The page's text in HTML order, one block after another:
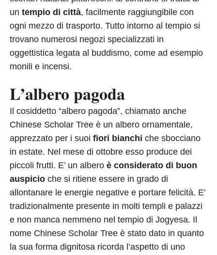
un tempio di città, facilmente raggiungibile con
ogni mezzo di trasporto. Tutto intorno al tempio si
trovano numerosi negozi specializzati in
oggettistica legata al buddismo, come ad esempio
monili e incensi.
L’albero pagoda
Il cosiddetto “albero pagoda”, chiamato anche
Chinese Scholar Tree è un albero ornamentale,
apprezzato per i suoi fiori bianchi che sbocciano
in estate. Nel mese di ottobre esso produce dei
piccoli frutti. E’ un albero è considerato di buon
auspicio che si ritiene essere in grado di
allontanare le energie negative e portare felicità. E’
tradizionalmente presente in molti templi e palazzi
e non manca nemmeno nel tempio di Jogyesa. Il
nome Chinese Scholar Tree è stato dato in quanto
la sua forma dignitosa ricorda l’aspetto di uno